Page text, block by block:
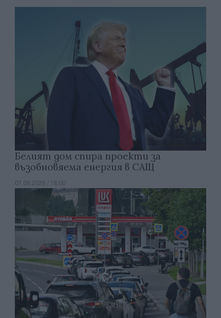
Белият дом спира проекти за
възобновяема енергия в САЩ
07.08.2026 / 18:00